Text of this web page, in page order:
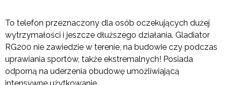
To telefon przeznaczony dla osób oczekujących dużej
wytrzymałości i jeszcze dłuższego działania. Gladiator
RG200 nie zawiedzie w terenie, na budowie czy podczas
uprawiania sportów, także ekstremalnych! Posiada
odporną na uderzenia obudowę umożliwiającą